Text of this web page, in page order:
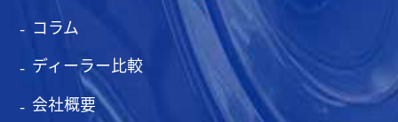
コラム
ディーラー比較
会社概要